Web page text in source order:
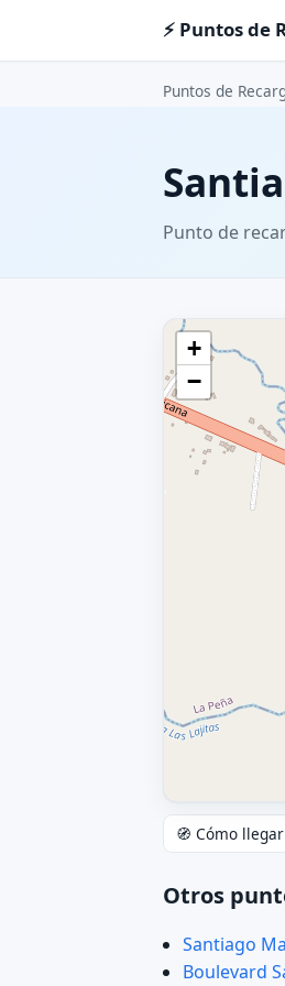
⚡ Puntos de
Puntos de
Punto de
+
−
🧭 Cómo llegar
Otros
Santiago
Boulevard